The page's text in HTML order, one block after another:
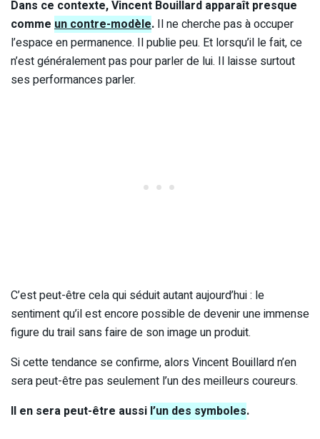
Dans ce contexte, Vincent Bouillard apparaît presque
comme un contre-modèle. Il ne cherche pas à occuper
l’espace en permanence. Il publie peu. Et lorsqu’il le fait, ce
n’est généralement pas pour parler de lui. Il laisse surtout
ses performances parler.
C’est peut-être cela qui séduit autant aujourd’hui : le
sentiment qu’il est encore possible de devenir une immense
figure du trail sans faire de son image un produit.
Si cette tendance se confirme, alors Vincent Bouillard n’en
sera peut-être pas seulement l’un des meilleurs coureurs.
Il en sera peut-être aussi l’un des symboles.